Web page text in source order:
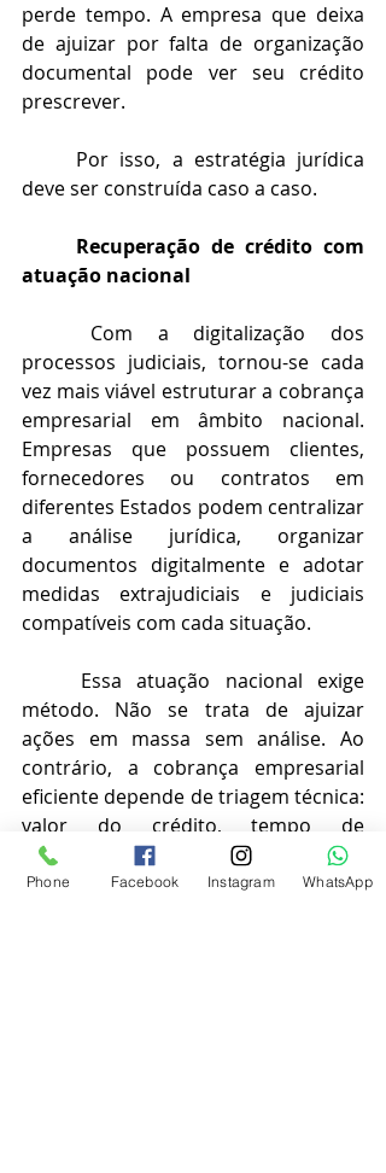
perde tempo. A empresa que deixa
de ajuizar por falta de organização
documental pode ver seu crédito
prescrever.
deve ser construída caso a caso.
atuação nacional
processos judiciais, tornou-se cada
vez mais viável estruturar a cobrança
empresarial em âmbito nacional.
Empresas que possuem clientes,
fornecedores ou contratos em
diferentes Estados podem centralizar
a análise jurídica, organizar
documentos digitalmente e adotar
medidas extrajudiciais e judiciais
compatíveis com cada situação.
método. Não se trata de ajuizar
ações em massa sem análise. Ao
contrário, a cobrança empresarial
eficiente depende de triagem técnica:
valor do crédito, tempo de
inadimplência, documentos
disponíveis, risco de prescrição,
Phone Facebook Instagram WhatsApp